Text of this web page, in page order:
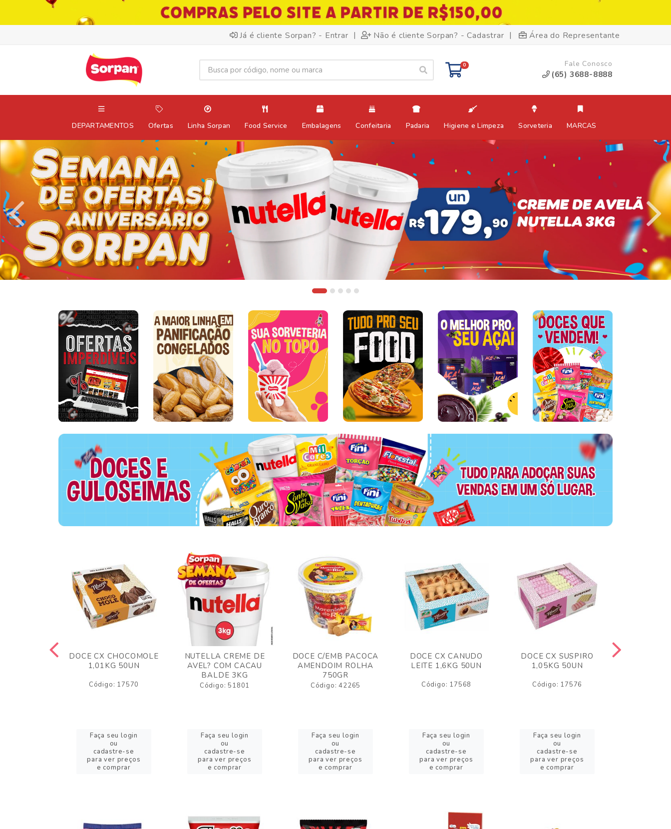
Já é cliente Sorpan? - Entrar | Não é cliente Sorpan? - Cadastrar | Área do Representante
0 Fale Conosco
(65) 3688-8888
DEPARTAMENTOS Ofertas Linha Sorpan Food Service Embalagens Confeitaria Padaria Higiene e Limpeza Sorveteria MARCAS
DOCE CX CHOCOMOLE
1,01KG 50UN
Código: 17570
Faça seu login
ou
cadastre-se
para ver preços
e comprar
NUTELLA CREME DE
AVEL? COM CACAU
BALDE 3KG
Código: 51801
Faça seu login
ou
cadastre-se
para ver preços
e comprar
DOCE C/EMB PACOCA
AMENDOIM ROLHA
750GR
Código: 42265
Faça seu login
ou
cadastre-se
para ver preços
e comprar
DOCE CX CANUDO
LEITE 1,6KG 50UN
Código: 17568
Faça seu login
ou
cadastre-se
para ver preços
e comprar
DOCE CX SUSPIRO
1,05KG 50UN
Código: 17576
Faça seu login
ou
cadastre-se
para ver preços
e comprar